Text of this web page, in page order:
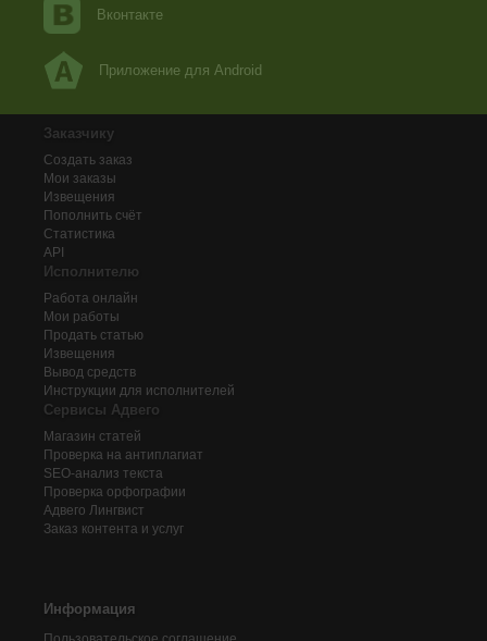
Вконтакте
Приложение для Android
Заказчику
Создать заказ
Мои заказы
Извещения
Пополнить счёт
Статистика
API
Исполнителю
Работа онлайн
Мои работы
Продать статью
Извещения
Вывод средств
Инструкции для исполнителей
Сервисы Адвего
Магазин статей
Проверка на антиплагиат
SEO-анализ текста
Проверка орфографии
Адвего Лингвист
Заказ контента и услуг
Информация